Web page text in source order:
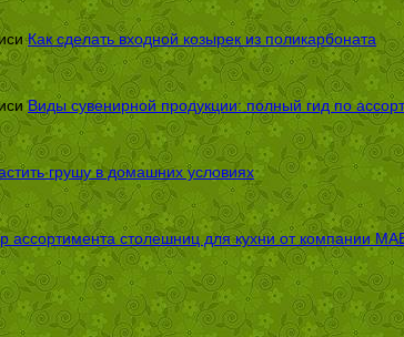
Как сделать входной козырек из поликарбоната
Виды сувенирной продукции: полный гид по
грушу в домашних условиях
ассортимента столешниц для кухни от компании